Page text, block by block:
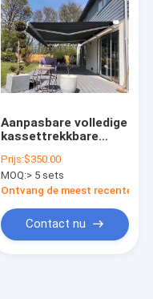
Aanpasbare volledige
kassettrekkbare
veelzijdige wand- of
plafondmontage
Prijs:$350.00
MOQ:> 5 sets
Ontvang de meest recente
Contact nu